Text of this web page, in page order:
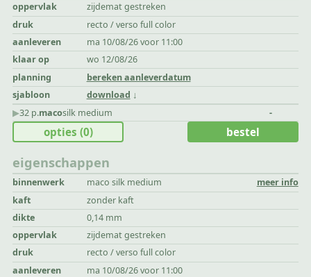
oppervlak
zijdemat gestreken
druk
recto / verso full color
aanleveren
ma 10/08/26 voor 11:00
klaar op
wo 12/08/26
planning
bereken aanleverdatum
sjabloon
download
▶︎32 p.macosilk medium -
eigenschappen
binnenwerk maco silk medium
meer info
kaft
zonder kaft
dikte
0,14 mm
oppervlak
zijdemat gestreken
druk
recto / verso full color
aanleveren
ma 10/08/26 voor 11:00
opties (0) bestel